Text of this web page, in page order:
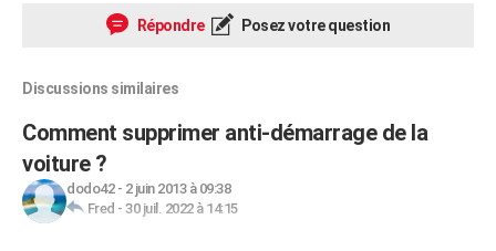
Répondre Posez votre question
Discussions similaires
Comment supprimer anti-démarrage de la
voiture ?
dodo42- 2 juin 2013 à 09:38
Fred - 30 juil. 2022 à 14:15